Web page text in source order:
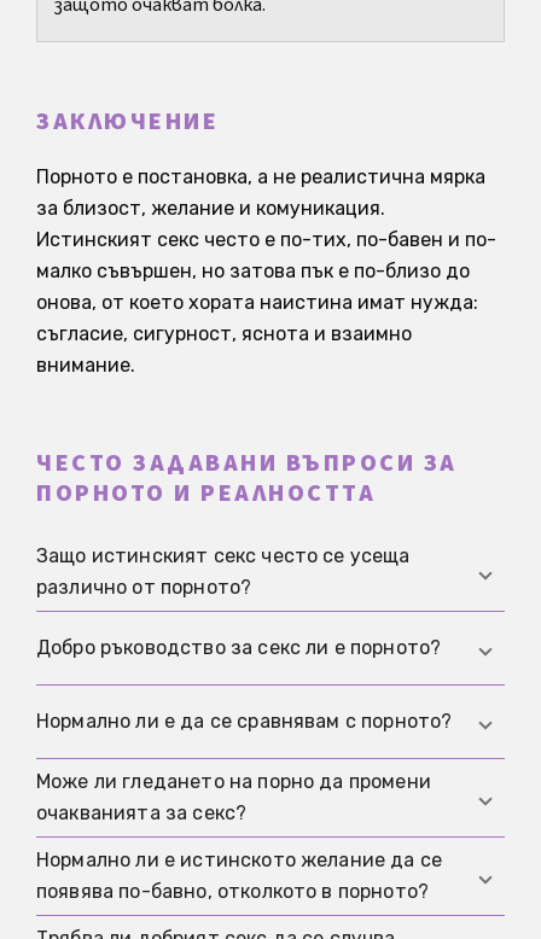
защото очакват болка.
ЗАКЛЮЧЕНИЕ
Порното е постановка, а не реалистична мярка
за близост, желание и комуникация.
Истинският секс често е по-тих, по-бавен и по-
малко съвършен, но затова пък е по-близо до
онова, от което хората наистина имат нужда:
съгласие, сигурност, яснота и взаимно
внимание.
ЧЕСТО ЗАДАВАНИ ВЪПРОСИ ЗА
ПОРНОТО И РЕАЛНОСТТА
Защо истинският секс често се усеща
различно от порното?
Защото порното е монтирано забавление, а
паузи, несигурност, нагласяване на темпото и
Добро ръководство за секс ли е порното?
Като средство за възбуда може би, но като
обикновено премълчава съгласието, защитата,
недоразуменията и всекидневната реалност.
Нормално ли е да се сравнявам с порното?
Да, това се случва на много хора. Проблемът
започва, когато от това възникнат траен срам,
натиск или нереалистични очаквания към
собственото тяло и реалните срещи.
Може ли гледането на порно да промени
очакванията за секс?
Да, особено ако порното е станало най-
важният образ за сексуалността. Тогава
представите за тела, желание, темпо или роли
Нормално ли е истинското желание да се
появява по-бавно, отколкото в порното?